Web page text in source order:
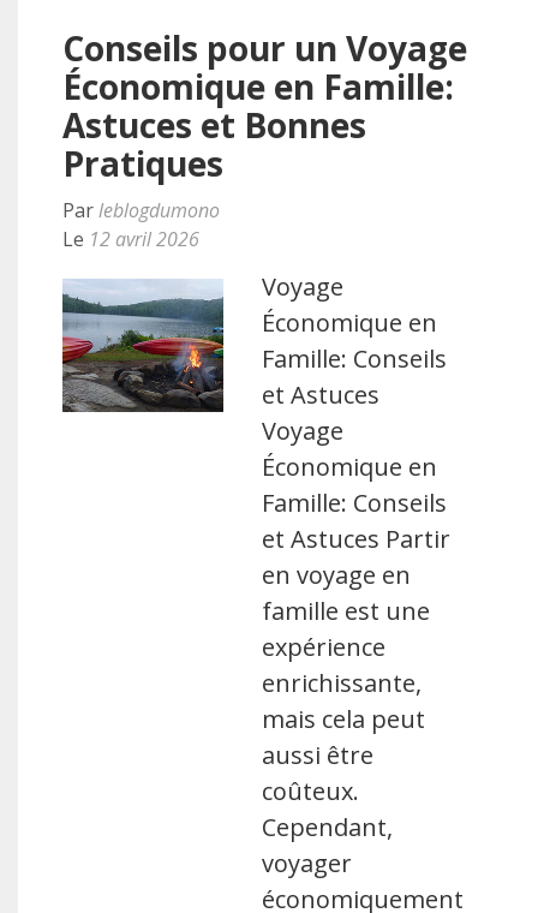
Conseils pour un Voyage
Économique en Famille:
Astuces et Bonnes
Pratiques
Parleblogdumono
Le 12 avril 2026
Voyage
Économique en
Famille: Conseils
et Astuces
Voyage
Économique en
Famille: Conseils
et Astuces Partir
en voyage en
famille est une
expérience
enrichissante,
mais cela peut
aussi être
coûteux.
Cependant,
voyager
économiquement